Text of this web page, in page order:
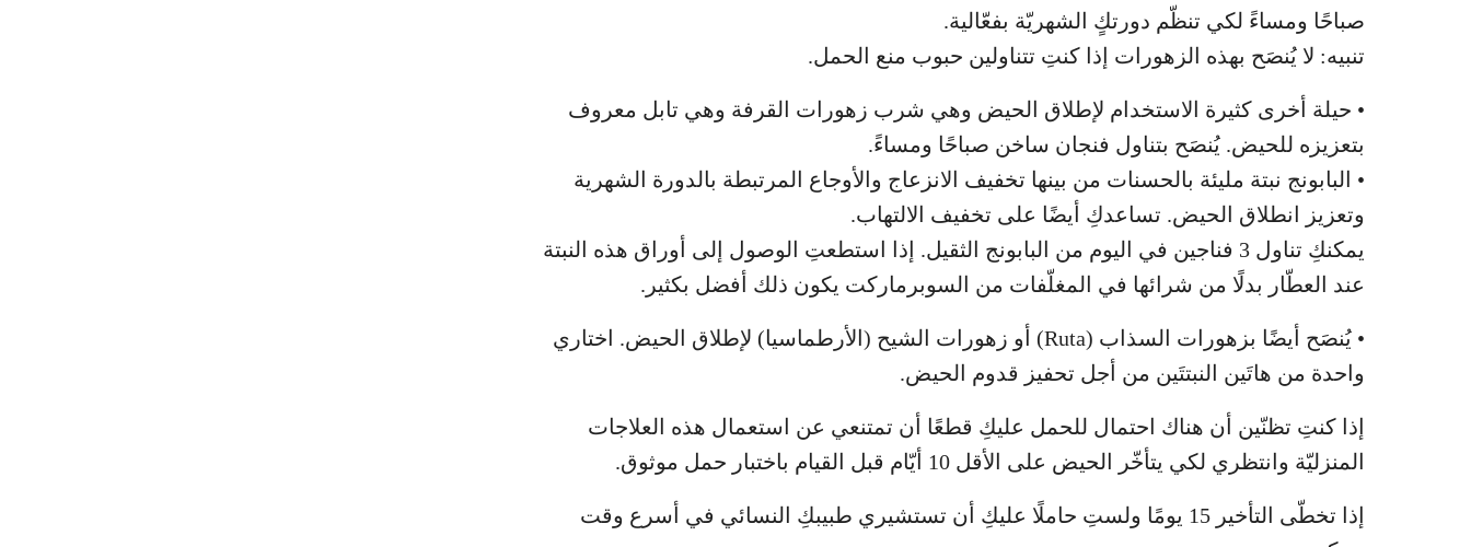
صباحًا ومساءً لكي تنظّم دورتكٍ الشهريّة بفعّالية.
تنبيه: لا يُنصَح بهذه الزهورات إذا كنتِ تتناولين حبوب منع الحمل.
• حيلة أخرى كثيرة الاستخدام لإطلاق الحيض وهي شرب زهورات القرفة وهي تابل معروف
بتعزيزه للحيض. يُنصَح بتناول فنجان ساخن صباحًا ومساءً.
• البابونج نبتة مليئة بالحسنات من بينها تخفيف الانزعاج والأوجاع المرتبطة بالدورة الشهرية
وتعزيز انطلاق الحيض. تساعدكِ أيضًا على تخفيف الالتهاب.
يمكنكِ تناول 3 فناجين في اليوم من البابونج الثقيل. إذا استطعتِ الوصول إلى أوراق هذه النبتة
عند العطّار بدلًا من شرائها في المغلّفات من السوبرماركت يكون ذلك أفضل بكثير.
• يُنصَح أيضًا بزهورات السذاب (Ruta) أو زهورات الشيح (الأرطماسيا) لإطلاق الحيض. اختاري
واحدة من هاتَين النبتتَين من أجل تحفيز قدوم الحيض.
إذا كنتِ تظنّين أن هناك احتمال للحمل عليكِ قطعًا أن تمتنعي عن استعمال هذه العلاجات
المنزليّة وانتظري لكي يتأخّر الحيض على الأقل 10 أيّام قبل القيام باختبار حمل موثوق.
إذا تخطّى التأخير 15 يومًا ولستِ حاملًا عليكِ أن تستشيري طبيبكِ النسائي في أسرع وقت